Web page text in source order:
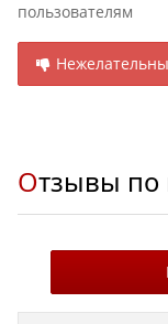
пользователям
Отзывы